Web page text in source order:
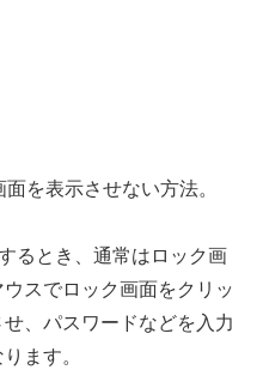
るとき、通常はロック画
スでロック画面をクリッ
、パスワードなどを入力
ます。